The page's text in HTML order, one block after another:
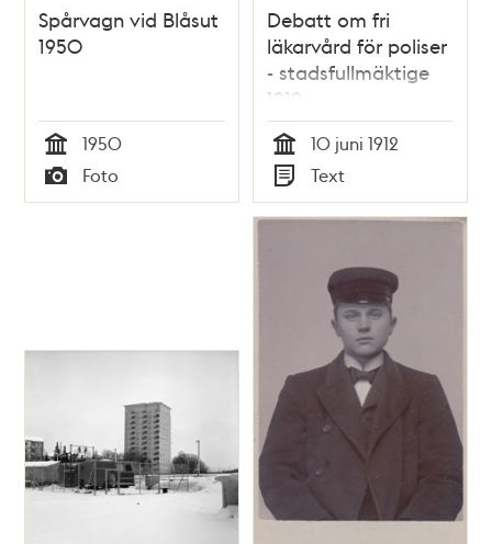
Spårvagn vid Blåsut
1950
Tid
1950
Typ
Foto
Debatt om fri
läkarvård för poliser
- stadsfullmäktige
1912
Tid
10 juni 1912
Typ
Text